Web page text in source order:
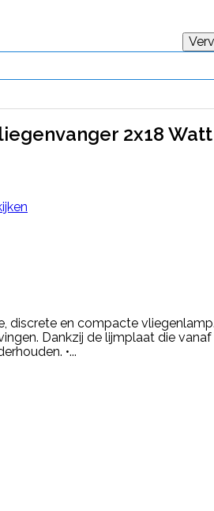
2x18 Watt
discrete en compacte
Dankzij de lijmplaat die
•...